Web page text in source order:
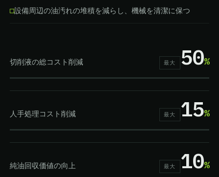
設備周辺の油汚れの堆積を減らし、機械を清潔に保つ
切削液の総コスト削減 最大 50%
人手処理コスト削減 最大 15%
純油回収価値の向上 最大 10%